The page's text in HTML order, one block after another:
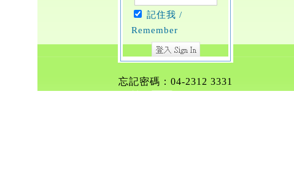
記住我 /
Remember
忘記密碼：04-2312 3331